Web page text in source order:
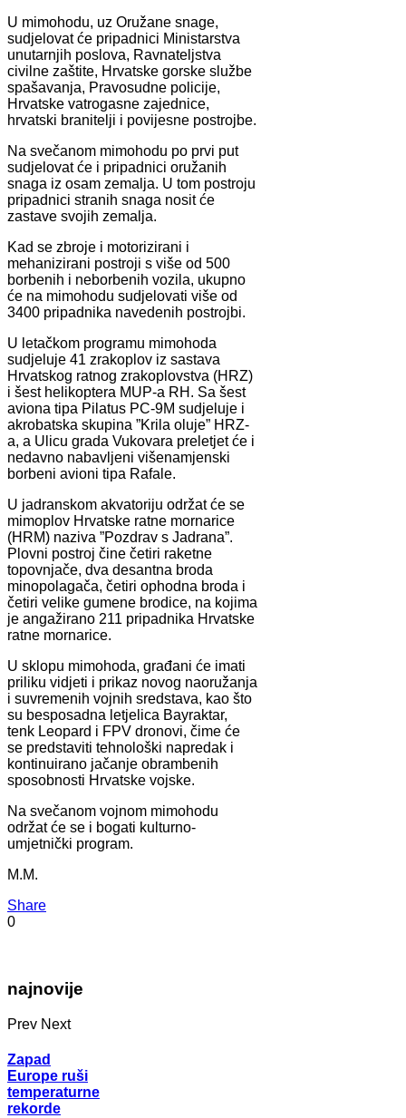
U mimohodu, uz Oružane snage,
sudjelovat će pripadnici Ministarstva
unutarnjih poslova, Ravnateljstva
civilne zaštite, Hrvatske gorske službe
spašavanja, Pravosudne policije,
Hrvatske vatrogasne zajednice,
hrvatski branitelji i povijesne postrojbe.
Na svečanom mimohodu po prvi put
sudjelovat će i pripadnici oružanih
snaga iz osam zemalja. U tom postroju
pripadnici stranih snaga nosit će
zastave svojih zemalja.
Kad se zbroje i motorizirani i
mehanizirani postroji s više od 500
borbenih i neborbenih vozila, ukupno
će na mimohodu sudjelovati više od
3400 pripadnika navedenih postrojbi.
U letačkom programu mimohoda
sudjeluje 41 zrakoplov iz sastava
Hrvatskog ratnog zrakoplovstva (HRZ)
i šest helikoptera MUP-a RH. Sa šest
aviona tipa Pilatus PC-9M sudjeluje i
akrobatska skupina ”Krila oluje” HRZ-
a, a Ulicu grada Vukovara preletjet će i
nedavno nabavljeni višenamjenski
borbeni avioni tipa Rafale.
U jadranskom akvatoriju održat će se
mimoplov Hrvatske ratne mornarice
(HRM) naziva ”Pozdrav s Jadrana”.
Plovni postroj čine četiri raketne
topovnjače, dva desantna broda
minopolagača, četiri ophodna broda i
četiri velike gumene brodice, na kojima
je angažirano 211 pripadnika Hrvatske
ratne mornarice.
U sklopu mimohoda, građani će imati
priliku vidjeti i prikaz novog naoružanja
i suvremenih vojnih sredstava, kao što
su besposadna letjelica Bayraktar,
tenk Leopard i FPV dronovi, čime će
se predstaviti tehnološki napredak i
kontinuirano jačanje obrambenih
sposobnosti Hrvatske vojske.
Na svečanom vojnom mimohodu
održat će se i bogati kulturno-
umjetnički program.
M.M.
Share
0
najnovije
Prev Next
Zapad
Europe ruši
temperaturne
rekorde